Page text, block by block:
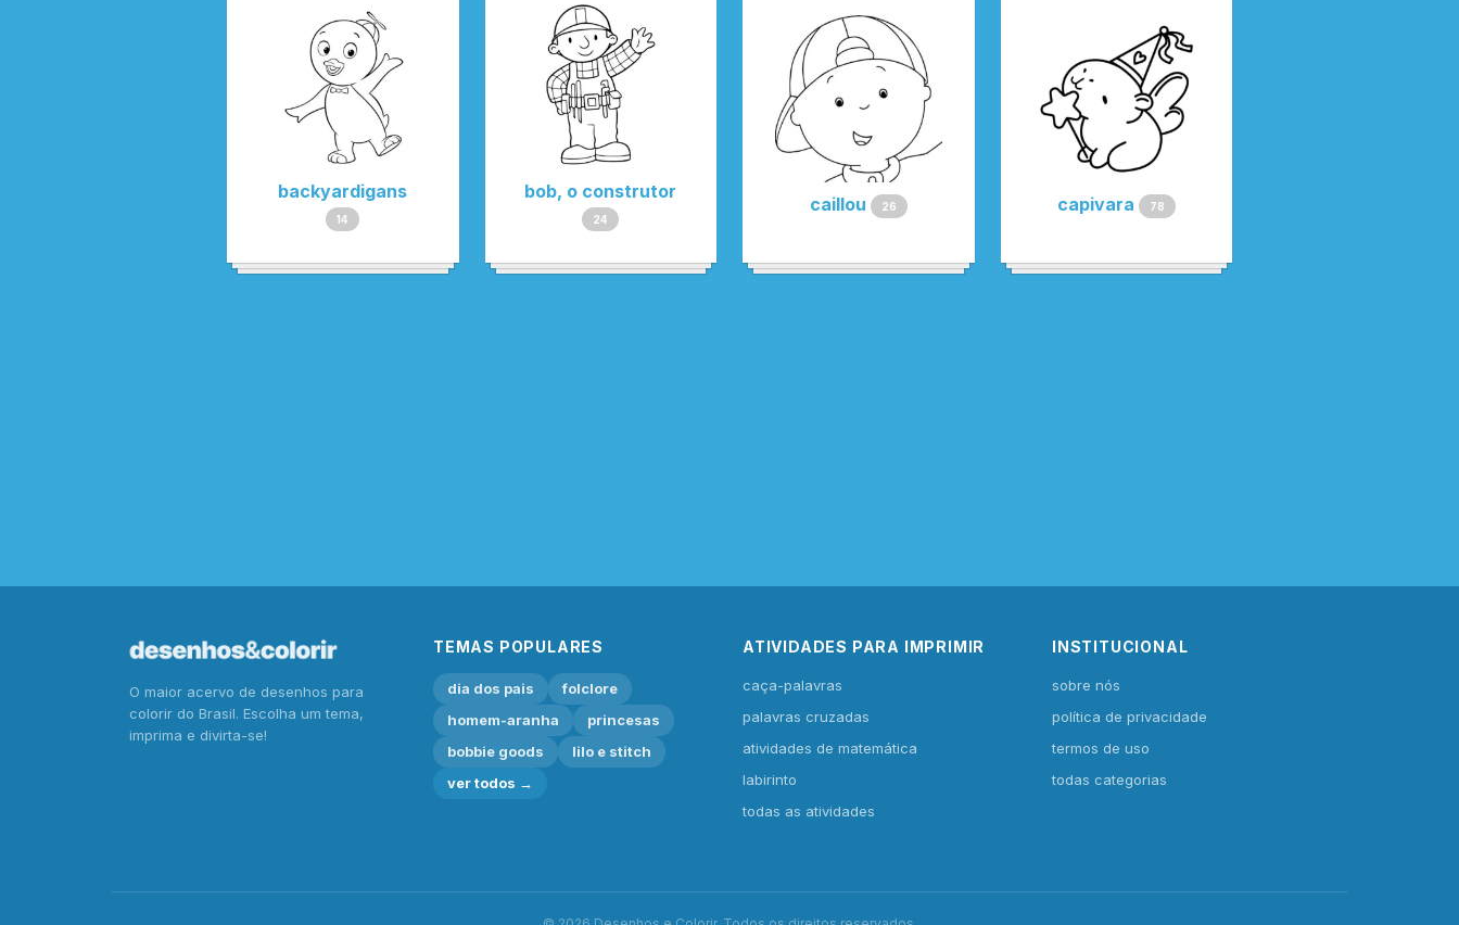
backyardigans
14
bob, o construtor
24
caillou 26 capivara 78
O maior acervo de desenhos para
colorir do Brasil. Escolha um tema,
imprima e divirta-se!
TEMAS POPULARES
dia dos pais
folclore
homem-aranha
princesas
bobbie goods
lilo e stitch
ver todos →
ATIVIDADES PARA IMPRIMIR
caça-palavras
palavras cruzadas
atividades de matemática
labirinto
todas as atividades
INSTITUCIONAL
sobre nós
política de privacidade
termos de uso
todas categorias